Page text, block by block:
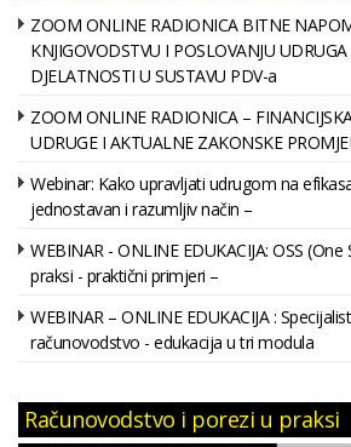
ZOOM ONLINE RADIONICA BITNE
KNJIGOVODSTVU I POSLOVANJU
DJELATNOSTI U SUSTAVU PDV-a
ZOOM ONLINE RADIONICA –
UDRUGE I AKTUALNE ZAKONSKE
Webinar: Kako upravljati udrugom na
jednostavan i razumljiv način –
WEBINAR - ONLINE EDUKACIJA: OSS
praksi - praktični primjeri –
WEBINAR – ONLINE EDUKACIJA :
računovodstvo - edukacija u tri modula
Računovodstvo i porezi u praksi